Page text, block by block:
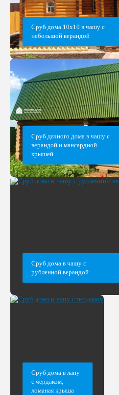
Сруб дома 10х10 в чашу с
небольшой верандой
Сруб дачного дома в чашу с
верандой и мансардной
крышей
Сруб дома в чашу с
рубленной верандой
Сруб дома в лапу
с чердаком,
ломаная крыша